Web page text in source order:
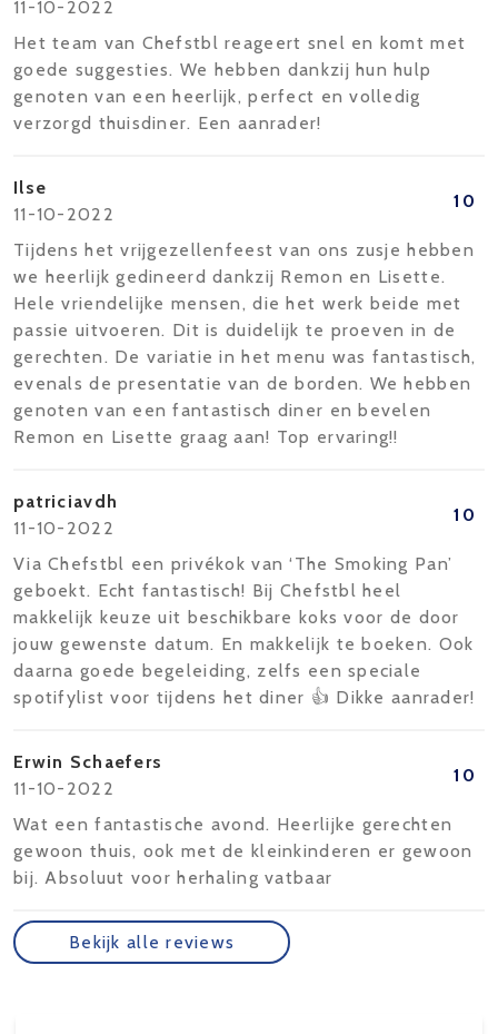
11-10-2022
Het team van Chefstbl reageert snel en komt met
goede suggesties. We hebben dankzij hun hulp
genoten van een heerlijk, perfect en volledig
verzorgd thuisdiner. Een aanrader!
Ilse
11-10-2022
10
Tijdens het vrijgezellenfeest van ons zusje hebben
we heerlijk gedineerd dankzij Remon en Lisette.
Hele vriendelijke mensen, die het werk beide met
passie uitvoeren. Dit is duidelijk te proeven in de
gerechten. De variatie in het menu was fantastisch,
evenals de presentatie van de borden. We hebben
genoten van een fantastisch diner en bevelen
Remon en Lisette graag aan! Top ervaring!!
patriciavdh
11-10-2022
10
Via Chefstbl een privékok van ‘The Smoking Pan’
geboekt. Echt fantastisch! Bij Chefstbl heel
makkelijk keuze uit beschikbare koks voor de door
jouw gewenste datum. En makkelijk te boeken. Ook
daarna goede begeleiding, zelfs een speciale
spotifylist voor tijdens het diner 👍 Dikke aanrader!
Erwin Schaefers
11-10-2022
10
Wat een fantastische avond. Heerlijke gerechten
gewoon thuis, ook met de kleinkinderen er gewoon
bij. Absoluut voor herhaling vatbaar
Bekijk alle reviews